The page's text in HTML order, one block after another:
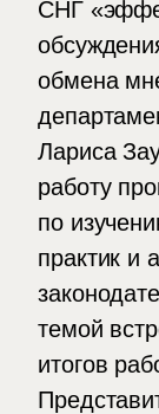
СНГ
обмена
Лариса
работу
по
практик и
темой
итогов